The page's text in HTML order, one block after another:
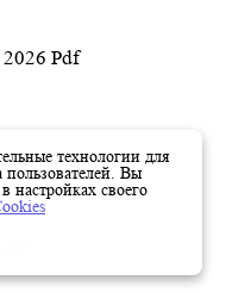
Pdf
технологии для
пользователей. Вы
настройках своего